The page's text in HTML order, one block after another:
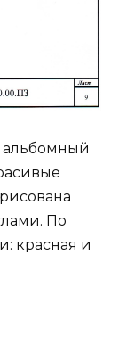
альбомный
По
красная и